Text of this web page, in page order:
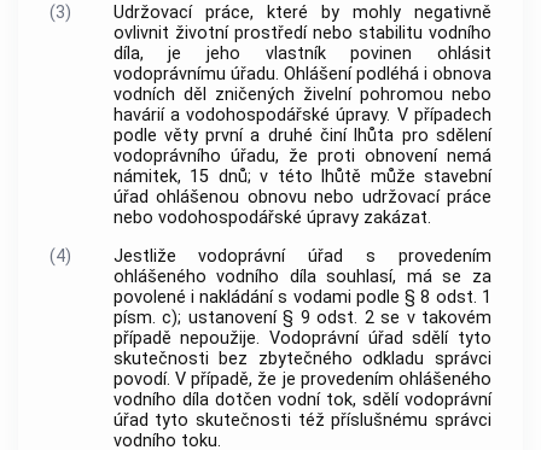
(3)
Udržovací práce, které by mohly negativně
ovlivnit životní prostředí nebo stabilitu vodního
díla, je jeho vlastník povinen ohlásit
vodoprávnímu úřadu. Ohlášení podléhá i obnova
vodních děl zničených živelní pohromou nebo
havárií a vodohospodářské úpravy. V případech
podle věty první a druhé činí lhůta pro sdělení
vodoprávního úřadu, že proti obnovení nemá
námitek, 15 dnů; v této lhůtě může stavební
úřad ohlášenou obnovu nebo udržovací práce
nebo vodohospodářské úpravy zakázat.
(4)
Jestliže vodoprávní úřad s provedením
ohlášeného vodního díla souhlasí, má se za
povolené i nakládání s vodami podle § 8 odst. 1
písm. c); ustanovení § 9 odst. 2 se v takovém
případě nepoužije. Vodoprávní úřad sdělí tyto
skutečnosti bez zbytečného odkladu správci
povodí. V případě, že je provedením ohlášeného
vodního díla dotčen vodní tok, sdělí vodoprávní
úřad tyto skutečnosti též příslušnému správci
vodního toku.